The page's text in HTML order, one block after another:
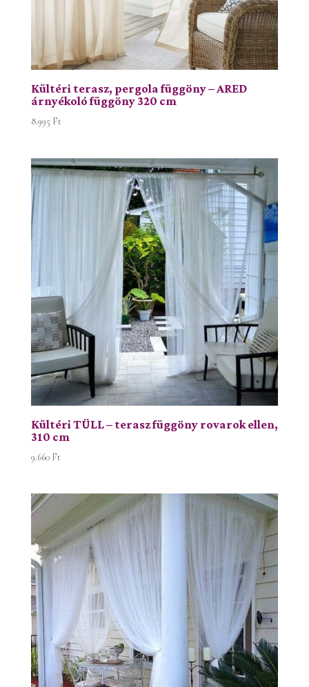
Kültéri terasz, pergola függöny – ARED
árnyékoló függöny 320 cm
8.995 Ft
Kültéri TÜLL – terasz függöny rovarok ellen,
310 cm
9.660 Ft